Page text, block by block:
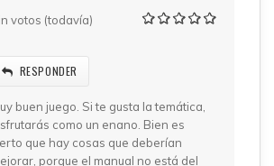
votos (todavía)
RESPONDER
buen juego. Si te gusta la temática,
como un enano. Bien es
que hay cosas que deberían
porque el manual no está del